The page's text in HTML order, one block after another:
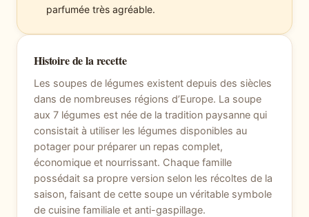
parfumée très agréable.
Histoire de la recette
Les soupes de légumes existent depuis des siècles
dans de nombreuses régions d’Europe. La soupe
aux 7 légumes est née de la tradition paysanne qui
consistait à utiliser les légumes disponibles au
potager pour préparer un repas complet,
économique et nourrissant. Chaque famille
possédait sa propre version selon les récoltes de la
saison, faisant de cette soupe un véritable symbole
de cuisine familiale et anti-gaspillage.